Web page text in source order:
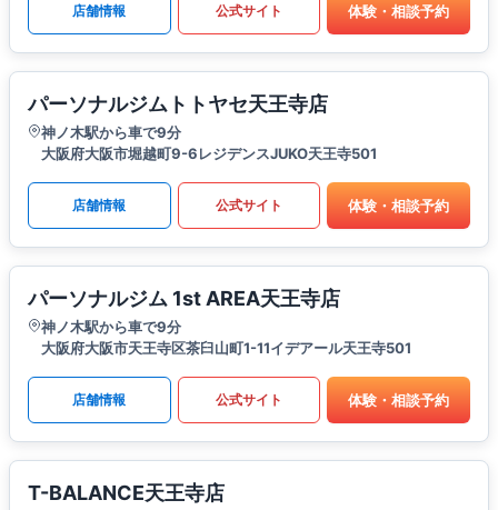
店舗情報 公式サイト 体験・相談予約
パーソナルジムトトヤセ天王寺店
神ノ木駅から車で9分
大阪府大阪市堀越町9-6レジデンスJUKO天王寺501
店舗情報 公式サイト 体験・相談予約
パーソナルジム 1st AREA天王寺店
神ノ木駅から車で9分
大阪府大阪市天王寺区茶臼山町1-11イデアール天王寺501
店舗情報 公式サイト 体験・相談予約
T-BALANCE天王寺店